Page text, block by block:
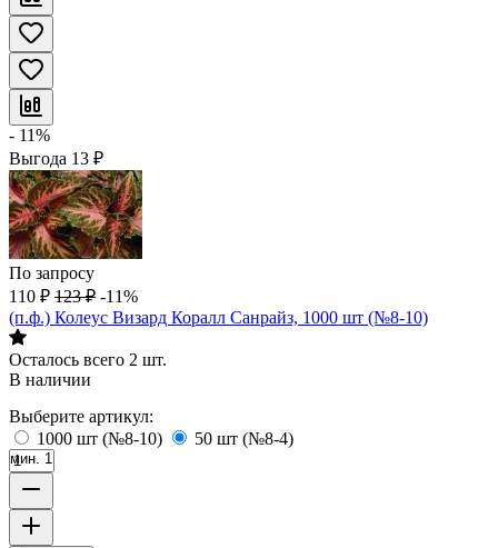
- 11%
Выгода 13 ₽
По запросу
110 ₽ 123 ₽ -11%
(п.ф.) Колеус Визард Коралл Санрайз, 1000 шт (№8-10)
Осталось всего 2 шт.
В наличии
Выберите артикул:
1000 шт (№8-10)
50 шт (№8-4)
мин. 1